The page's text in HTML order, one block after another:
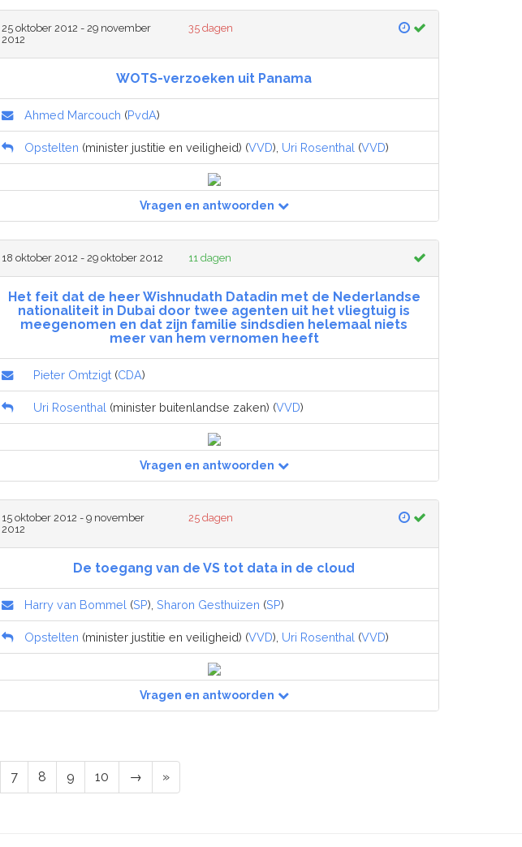
25 oktober 2012 - 29 november
2012
35 dagen
WOTS-verzoeken uit Panama
Ahmed Marcouch (PvdA)
Opstelten (minister justitie en veiligheid) (VVD), Uri Rosenthal (VVD)
Vragen en antwoorden
18 oktober 2012 - 29 oktober 2012 11 dagen
Het feit dat de heer Wishnudath Datadin met de Nederlandse
nationaliteit in Dubai door twee agenten uit het vliegtuig is
meegenomen en dat zijn familie sindsdien helemaal niets
meer van hem vernomen heeft
Pieter Omtzigt (CDA)
Uri Rosenthal (minister buitenlandse zaken) (VVD)
Vragen en antwoorden
15 oktober 2012 - 9 november
2012
25 dagen
De toegang van de VS tot data in de cloud
Harry van Bommel (SP), Sharon Gesthuizen (SP)
Opstelten (minister justitie en veiligheid) (VVD), Uri Rosenthal (VVD)
Vragen en antwoorden
7 8 9 10 → »